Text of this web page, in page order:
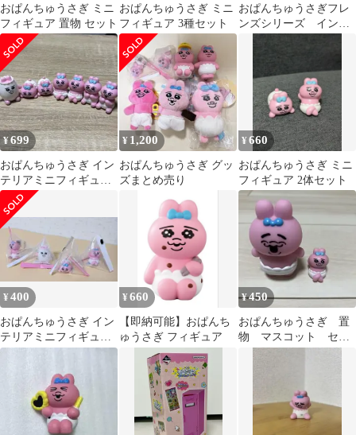
おぱんちゅうさぎ ミニ
フィギュア 置物 セット
おぱんちゅうさぎ ミニ
フィギュア 3種セット
おぱんちゅうさぎフレ
ンズシリーズ インテ
¥699
おぱんちゅうさぎ イン
テリアミニフィギュア
コンプリート
¥ 1,200
おぱんちゅうさぎ グッ
ズまとめ売り
¥660
おぱんちゅうさぎ ミニ
フィギュア 2体セット
¥400
おぱんちゅうさぎ イン
テリアミニフィギュア
4種セット
¥660
【即納可能】おぱんち
ゅうさぎ フィギュア
¥450
おぱんちゅうさぎ 置
物 マスコット セッ